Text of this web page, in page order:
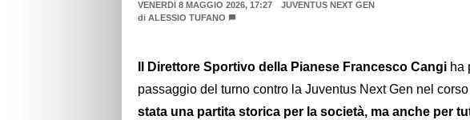
VENERDÌ 8 MAGGIO 2026, 17:27
JUVENTUS NEXT GEN
di ALESSIO TUFANO
Il Direttore Sportivo della Pianese Francesco Cangi ha
passaggio del turno contro la Juventus Next Gen nel
stata una partita storica per la società, ma anche per